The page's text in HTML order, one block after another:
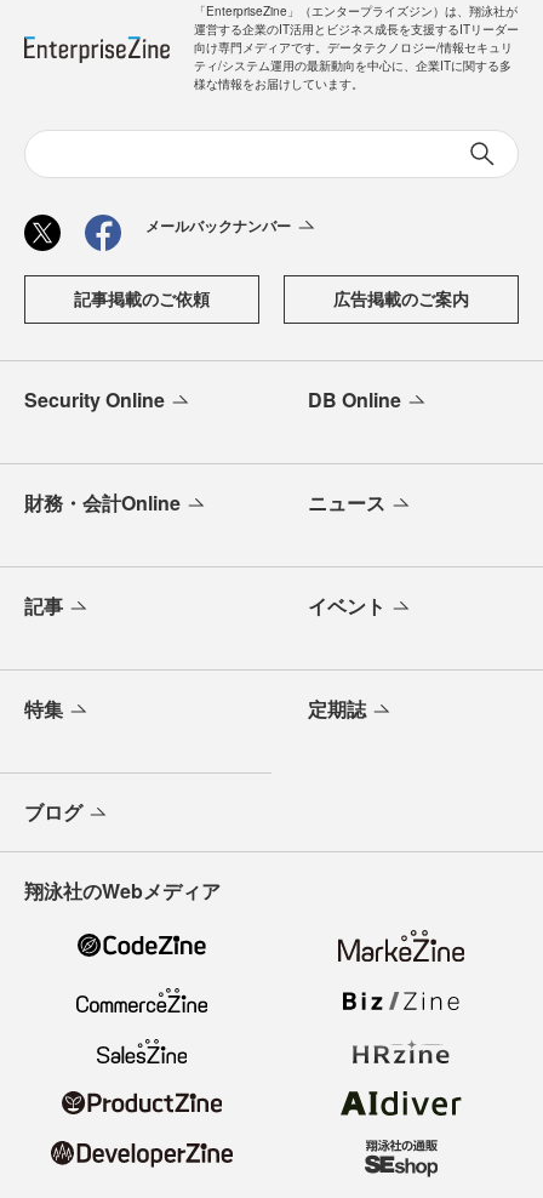
「EnterpriseZine」（エンタープライズジン）は、翔泳社が
運営する企業のIT活用とビジネス成長を支援するITリーダー
向け専門メディアです。データテクノロジー/情報セキュリ
ティ/システム運用の最新動向を中心に、企業ITに関する多
様な情報をお届けしています。
メールバックナンバー
記事掲載のご依頼 広告掲載のご案内
Security Online DB Online
財務・会計Online ニュース
記事 イベント
特集 定期誌
ブログ
翔泳社のWebメディア